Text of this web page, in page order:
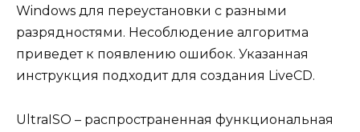
Windows для переустановки с разными
разрядностями. Несоблюдение алгоритма
приведет к появлению ошибок. Указанная
инструкция подходит для создания LiveCD.
UltraISO – распространенная функциональная